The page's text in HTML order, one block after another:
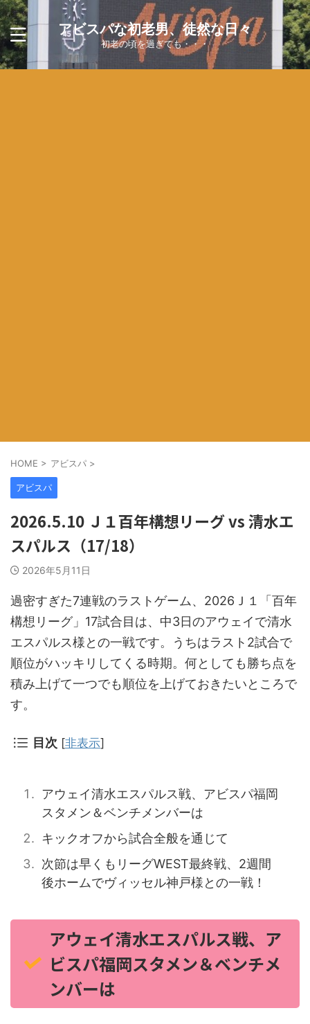
アビスパな初老男、徒然な日々
初老の頃を過ぎても・・・
HOME > アビスパ >
アビスパ
2026.5.10 Ｊ１百年構想リーグ vs 清水エ
スパルス（17/18）
2026年5月11日
過密すぎた7連戦のラストゲーム、2026Ｊ１「百年
構想リーグ」17試合目は、中3日のアウェイで清水
エスパルス様との一戦です。うちはラスト2試合で
順位がハッキリしてくる時期。何としても勝ち点を
積み上げて一つでも順位を上げておきたいところで
す。
目次 [非表示]
アウェイ清水エスパルス戦、アビスパ福岡
スタメン＆ベンチメンバーは
キックオフから試合全般を通じて
次節は早くもリーグWEST最終戦、2週間
後ホームでヴィッセル神戸様との一戦！
アウェイ清水エスパルス戦、ア
ビスパ福岡スタメン＆ベンチメ
ンバーは